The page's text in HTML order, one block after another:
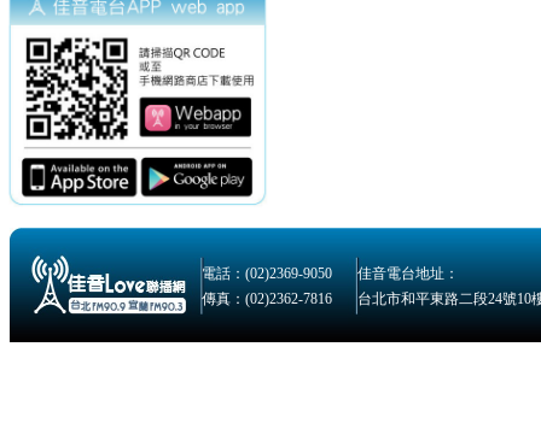
電話：(02)2369-9050
佳音電台地址：
傳真：(02)2362-7816
台北市和平東路二段24號10